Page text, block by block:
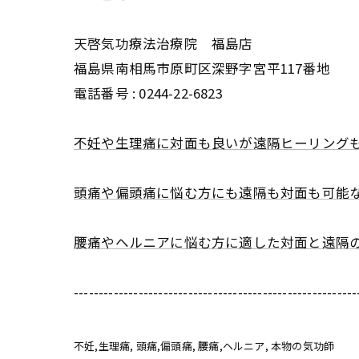
天啓気功療法治療院 福島店
福島県南相馬市原町区深野字宮平117番地
電話番号 : 0244-22-6823
不妊や生理痛に対面も良いが遠隔ヒーリング
頭痛や偏頭痛に悩む方にも遠隔も対面も可能
腰痛やヘルニアに悩む方に適した対面と遠隔
不妊,生理痛 頭痛,偏頭痛 腰痛,ヘルニア 本物の気功師